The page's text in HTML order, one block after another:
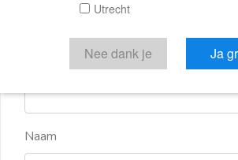
aanbieder of makelaar van de woning.
Naam
Utrecht
Nee dank je Ja